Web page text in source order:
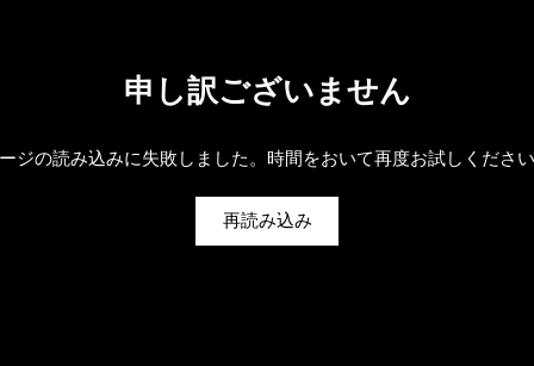
申し訳ございません
ジの読み込みに失敗しました。時間をおいて再度お試しくださ
再読み込み